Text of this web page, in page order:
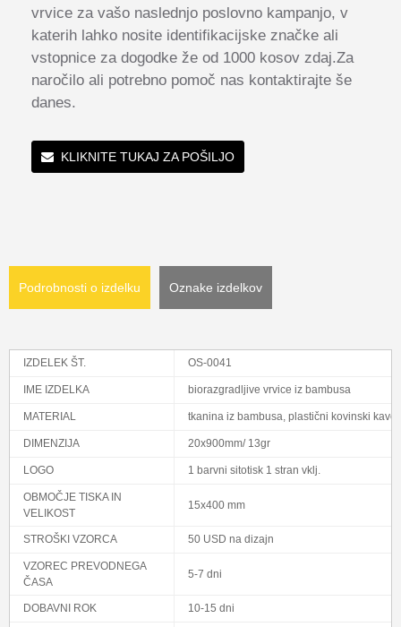
vrvice za vašo naslednjo poslovno kampanjo, v
katerih lahko nosite identifikacijske značke ali
vstopnice za dogodke že od 1000 kosov zdaj.Za
naročilo ali potrebno pomoč nas kontaktirajte še
danes.
KLIKNITE TUKAJ ZA POŠILJO
Podrobnosti o izdelku Oznake izdelkov
IZDELEK ŠT. OS-0041
IME IZDELKA biorazgradljive vrvice iz bambusa
MATERIAL tkanina iz bambusa, plastični kovinski
DIMENZIJA 20x900mm/ 13gr
LOGO 1 barvni sitotisk 1 stran vklj.
OBMOČJE TISKA IN
VELIKOST
15x400 mm
STROŠKI VZORCA 50 USD na dizajn
VZOREC PREVODNEGA
ČASA
5-7 dni
DOBAVNI ROK 10-15 dni